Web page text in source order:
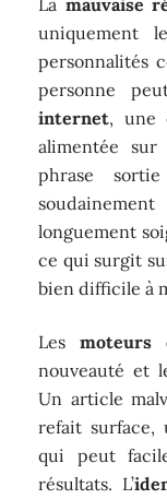
La mauvaise
uniquement
personnalités
personne
internet, une
alimentée sur
phrase
longuement
ce qui surgit
bien difficile à
Lesmoteurs
nouveauté et
Un article
refait surface,
qui peut
résultats. L’